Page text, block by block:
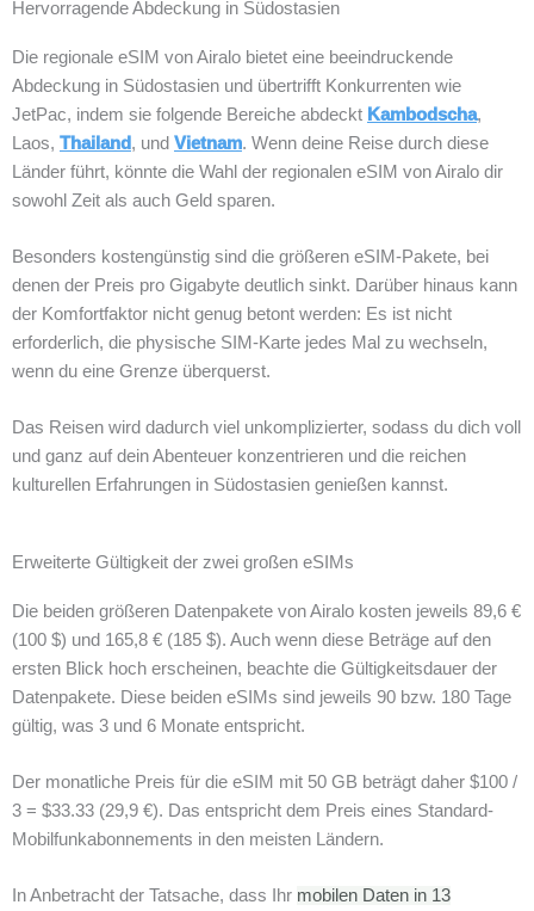
Hervorragende Abdeckung in Südostasien
Die regionale eSIM von Airalo bietet eine beeindruckende
Abdeckung in Südostasien und übertrifft Konkurrenten wie
JetPac, indem sie folgende Bereiche abdeckt Kambodscha,
Laos, Thailand , und Vietnam. Wenn deine Reise durch diese
Länder führt, könnte die Wahl der regionalen eSIM von Airalo dir
sowohl Zeit als auch Geld sparen.
Besonders kostengünstig sind die größeren eSIM-Pakete, bei
denen der Preis pro Gigabyte deutlich sinkt. Darüber hinaus kann
der Komfortfaktor nicht genug betont werden: Es ist nicht
erforderlich, die physische SIM-Karte jedes Mal zu wechseln,
wenn du eine Grenze überquerst.
Das Reisen wird dadurch viel unkomplizierter, sodass du dich voll
und ganz auf dein Abenteuer konzentrieren und die reichen
kulturellen Erfahrungen in Südostasien genießen kannst.
Erweiterte Gültigkeit der zwei großen eSIMs
Die beiden größeren Datenpakete von Airalo kosten jeweils 89,6 €
(100 $) und 165,8 € (185 $). Auch wenn diese Beträge auf den
ersten Blick hoch erscheinen, beachte die Gültigkeitsdauer der
Datenpakete. Diese beiden eSIMs sind jeweils 90 bzw. 180 Tage
gültig, was 3 und 6 Monate entspricht.
Der monatliche Preis für die eSIM mit 50 GB beträgt daher $100 /
3 = $33.33 (29,9 €). Das entspricht dem Preis eines Standard-
Mobilfunkabonnements in den meisten Ländern.
In Anbetracht der Tatsache, dass Ihr mobilen Daten in 13